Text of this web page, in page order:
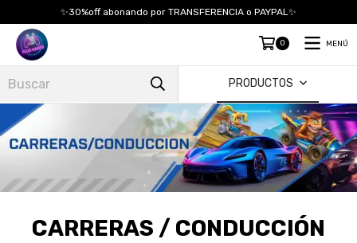
✨30%off abonando por TRANSFERENCIA o PAYPAL✨
0 MENÚ
PRODUCTOS
CARRERAS / CONDUCCIÓN